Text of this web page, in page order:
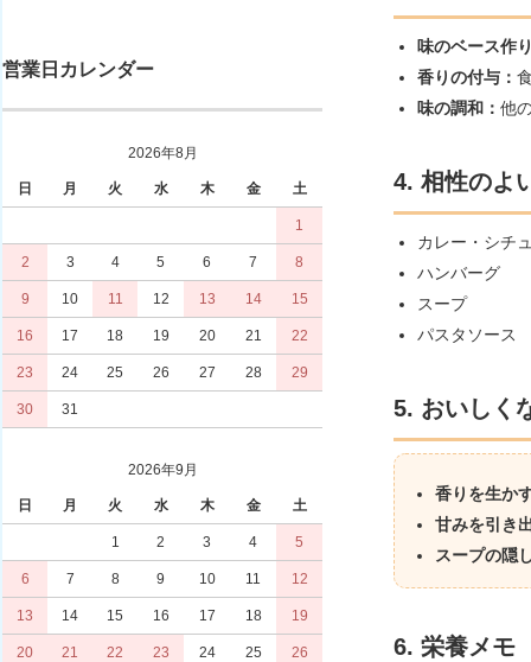
営業日カレンダー
2026年8月
日 月 火 水 木 金 土
1
2 3 4 5 6 7 8
9 10 11 12 13 14 15
16 17 18 19 20 21 22
23 24 25 26 27 28 29
30 31
2026年9月
日 月 火 水 木 金 土
1 2 3 4 5
6 7 8 9 10 11 12
13 14 15 16 17 18 19
20 21 22 23 24 25 26
味のベース作
香りの付与：
味の調和： 他
4. 相性のよ
カレー・シチ
ハンバーグ
スープ
パスタソース
5. おいしく
香りを生か
甘みを引き
スープの隠
6. 栄養メモ